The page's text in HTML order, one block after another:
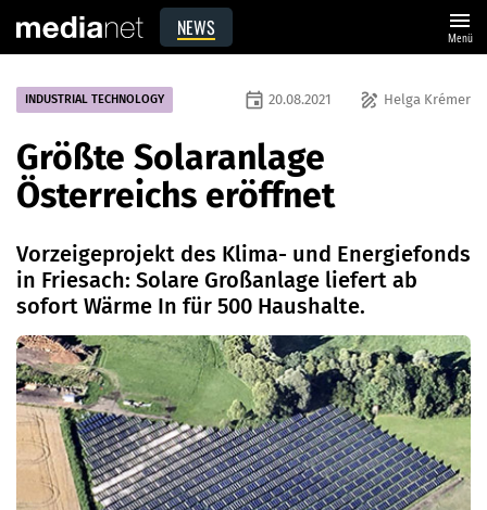
NEWS menu
Menü
INDUSTRIAL TECHNOLOGY draw Helga Krémer
event 20.08.2021
Größte Solaranlage
Österreichs eröffnet
Vorzeigeprojekt des Klima- und Energiefonds
in Friesach: Solare Großanlage liefert ab
sofort Wärme In für 500 Haushalte.